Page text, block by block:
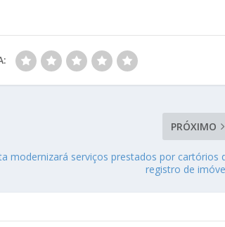
PRÓXIMO
modernizará serviços prestados por cartórios
registro de